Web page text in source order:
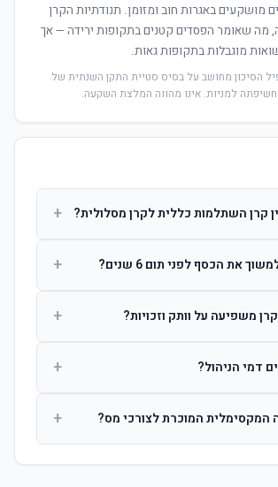
מושקעים באגרות חוב ומזומן. תנודתיות הקרן
מה שאומר הפסדים קטנים בתקופות ירידה — אך
מוגבלות בתקופות גאות.
הסיכון מחושב על בסיס סטיית התקן השנתית של
למניות. אינו מהווה המלצת השקעה.
קרן השתלמות כללית לקרן מסלולית? +
עוקבת אחרי מדד ספציפי ומאפשרת
את הכסף לפני תום 6 שנים? +
הרווחים. לאחר 6 שנים ניתן למשוך פטור ממס עד לתקרה
משפיעה על וותק וזכויות? +
ממשיך להיספר מיום ההפקדה הראשונה.
דמי הניהול? +
בעת הצטרפות.המוכרת לצורכי מס? +